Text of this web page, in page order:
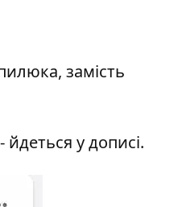
замість
у дописі.